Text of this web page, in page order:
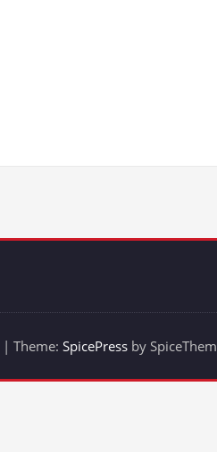
| Theme: SpicePress by